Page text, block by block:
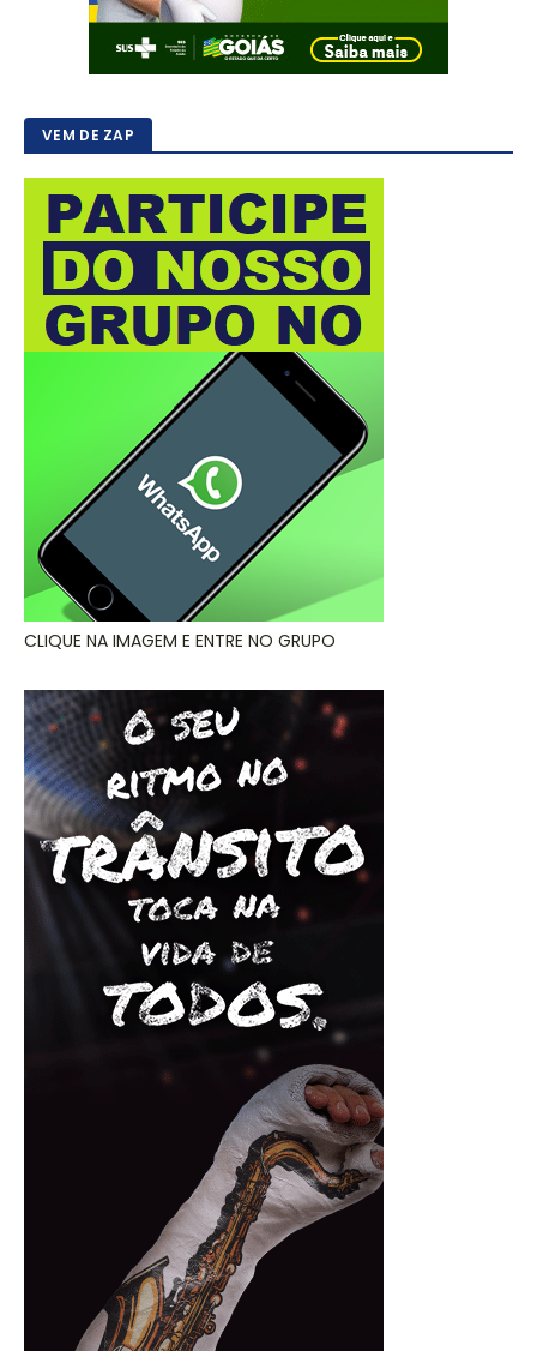
VEM DE ZAP
CLIQUE NA IMAGEM E ENTRE NO GRUPO